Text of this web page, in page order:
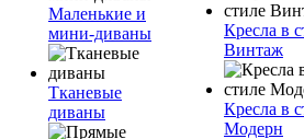
Маленькие и
мини-диваны
Тканевые
диваны
Кресла в
Винтаж
Кресла в
Модерн